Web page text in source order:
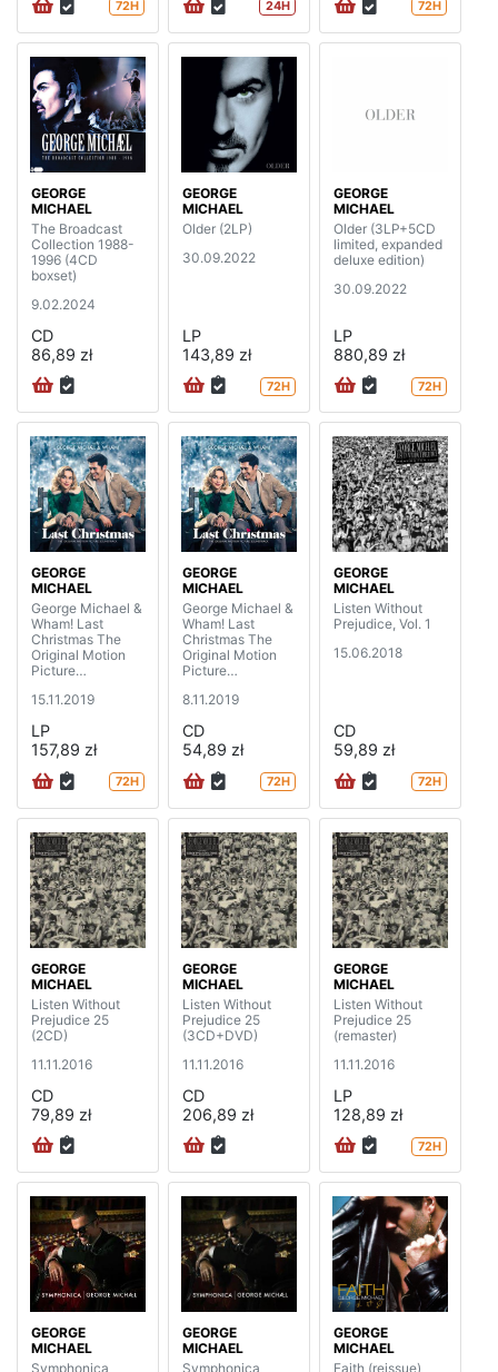
72H 24H 72H
GEORGE
MICHAEL
The Broadcast
Collection 1988-
1996 (4CD
boxset)
9.02.2024
CD
86,89 zł
GEORGE
MICHAEL
Older (2LP)
30.09.2022
LP
143,89 zł
72H
GEORGE
MICHAEL
Older (3LP+5CD
limited, expanded
deluxe edition)
30.09.2022
LP
880,89 zł
72H
GEORGE
MICHAEL
George Michael &
Wham! Last
Christmas The
Original Motion
Picture
15.11.2019
LP
157,89 zł
72H
GEORGE
MICHAEL
George Michael &
Wham! Last
Christmas The
Original Motion
Picture
8.11.2019
CD
54,89 zł
72H
GEORGE
MICHAEL
Listen Without
Prejudice, Vol. 1
15.06.2018
CD
59,89 zł
72H
GEORGE
MICHAEL
Listen Without
Prejudice 25
(2CD)
11.11.2016
CD
79,89 zł
GEORGE
MICHAEL
Listen Without
Prejudice 25
(3CD+DVD)
11.11.2016
CD
206,89 zł
GEORGE
MICHAEL
Listen Without
Prejudice 25
(remaster)
11.11.2016
LP
128,89 zł
72H
GEORGE
MICHAEL
Symphonica
GEORGE
MICHAEL
Symphonica
GEORGE
MICHAEL
Faith (reissue)